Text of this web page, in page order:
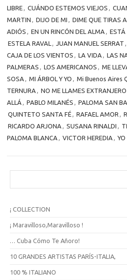
LIBRE, CUÁNDO ESTEMOS VIEJOS ,
MARTIN , DIJO DE MI , DIME QUE TIRAS
ADIÓS , EN UN RINCÓN DEL ALMA , ESTÁ
ESTELA RAVAL , JUAN MANUEL SERRAT ,
CAJA DE LOS VIENTOS , LA VIDA , LAS
PALMERAS , LOS AMERICANOS , ME
SOSA , MI ÁRBOL Y YO , Mi Buenos Aires
TERNURA , NO ME LLAMES EXTRANJERO
ALLÁ , PABLO MILANÉS , PALOMA SAN
QUINTETO SANTA FÉ, RAFAEL AMOR ,
RICARDO ARJONA , SUSANA RINALDI ,
PALOMA BLANCA , VICTOR HEREDIA ,
a¡ COLLECTION
¡ Maravilloso,Maravilloso !
… Cuba Cómo Te Añoro!
10 GRANDES ARTISTAS PARÍS-ITALIA,
100 % ITALIANO